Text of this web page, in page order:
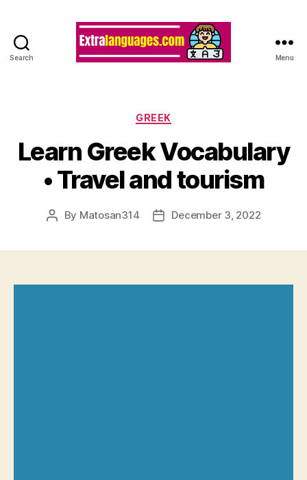
Search Menu
Categories
GREEK
Learn Greek Vocabulary
• Travel and tourism
Post
By Matosan314
PostDecember 3, 2022